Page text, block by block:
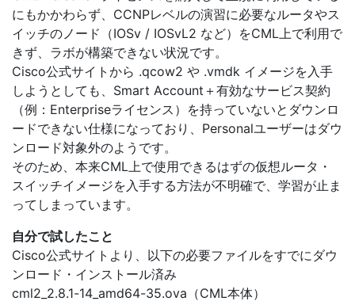
にもかかわらず、CCNPレベルの演習に必要なルータやス
イッチのノード（IOSv / IOSvL2 など）をCML上で利用で
きず、ラボが構築できない状況です。
Cisco公式サイトから .qcow2 や .vmdk イメージを入手
しようとしても、Smart Account＋有効なサービス契約
（例：Enterpriseライセンス）を持っていないとダウンロ
ードできない仕様になっており、Personalユーザーはダウ
ンロード対象外のようです。
そのため、本来CML上で使用できるはずの仮想ルータ・
スイッチイメージを入手する方法が不明確で、学習が止ま
ってしまっています。
自分で試したこと
Cisco公式サイトより、以下の必要ファイルをすでにダウ
ンロード・インストール済み
cml2_2.8.1-14_amd64-35.ova（CML本体）